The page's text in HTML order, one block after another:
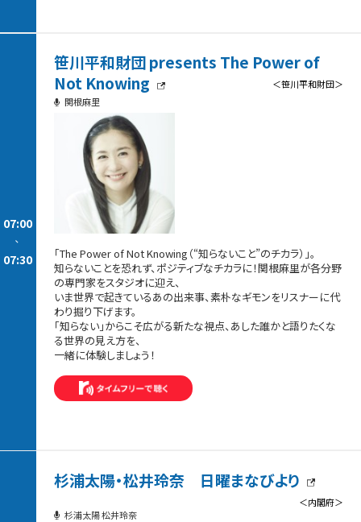
07:00
-
07:30
笹川平和財団 presents The Power of
Not Knowing
＜笹川平和財団＞
関根麻里
「The Power of Not Knowing（“知らないこと”のチカラ）」。
知らないことを恐れず、ポジティブなチカラに！関根麻里が各分野
の専門家をスタジオに迎え、
いま世界で起きているあの出来事、素朴なギモンをリスナーに代
わり掘り下げます。
「知らない」からこそ広がる新たな視点、あした誰かと語りたくな
る世界の見え方を、
一緒に体験しましょう！
杉浦太陽・松井玲奈 日曜まなびより
＜内閣府＞
杉浦太陽 松井玲奈